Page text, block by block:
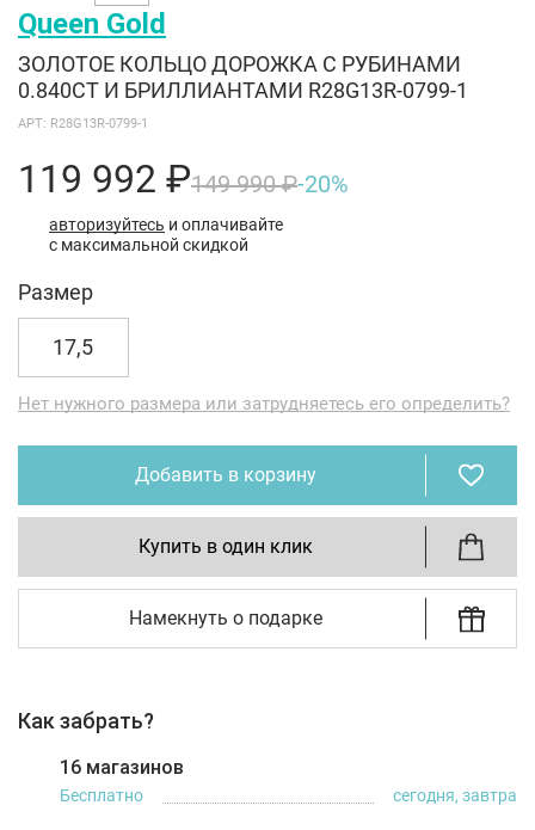
Queen Gold
ЗОЛОТОЕ КОЛЬЦО ДОРОЖКА С РУБИНАМИ
0.840CT И БРИЛЛИАНТАМИ R28G13R-0799-1
АРТ: R28G13R-0799-1
119 992 ₽149 990 ₽-20%
авторизуйтесь и оплачивайте
с максимальной скидкой
Размер
17,5
Нет нужного размера или затрудняетесь его определить?
Добавить в корзину
Купить в один клик
Намекнуть о подарке
Как забрать?
16 магазинов
Бесплатно сегодня, завтра